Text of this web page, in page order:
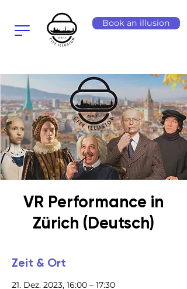
Book an illusion
VR Performance in
Zürich (Deutsch)
Zeit & Ort
21. Dez. 2023, 16:00 – 17:30